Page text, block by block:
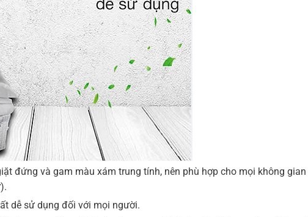
đứng và gam màu xám trung tính, nên phù hợp cho mọi không
dễ sử dụng đối với mọi người.